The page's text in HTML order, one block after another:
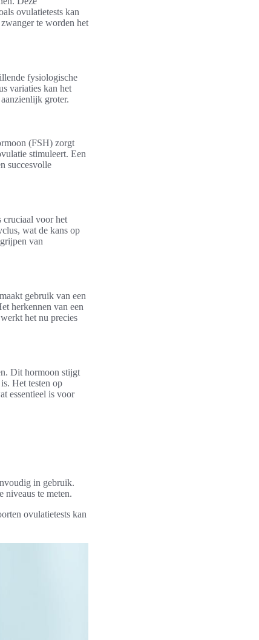
ovulatietests kan
te worden het
fysiologische
variaties kan het
groter.
(FSH) zorgt
stimuleert. Een
succesvolle
cruciaal voor het
wat de kans op
van
gebruik van een
herkennen van een
het nu precies
Dit hormoon stijgt
Het testen op
essentieel is voor
in gebruik.
niveaus te meten.
ovulatietests kan